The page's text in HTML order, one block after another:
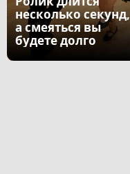
несколько секунд,
а смеяться вы
будете долго